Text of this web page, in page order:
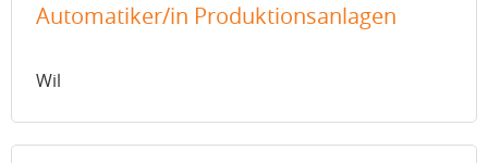
Automatiker/in Produktionsanlagen
Wil